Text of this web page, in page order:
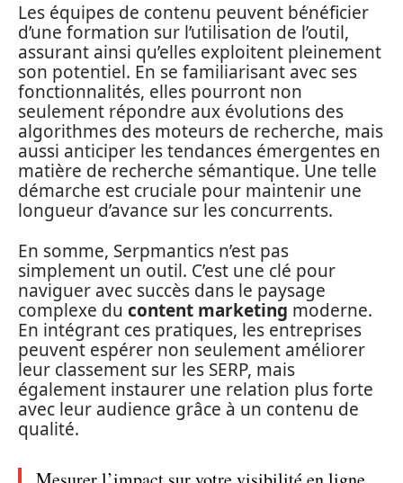
Les équipes de contenu peuvent bénéficier
d’une formation sur l’utilisation de l’outil,
assurant ainsi qu’elles exploitent pleinement
son potentiel. En se familiarisant avec ses
fonctionnalités, elles pourront non
seulement répondre aux évolutions des
algorithmes des moteurs de recherche, mais
aussi anticiper les tendances émergentes en
matière de recherche sémantique. Une telle
démarche est cruciale pour maintenir une
longueur d’avance sur les concurrents.
En somme, Serpmantics n’est pas
simplement un outil. C’est une clé pour
naviguer avec succès dans le paysage
complexe du content marketing moderne.
En intégrant ces pratiques, les entreprises
peuvent espérer non seulement améliorer
leur classement sur les SERP, mais
également instaurer une relation plus forte
avec leur audience grâce à un contenu de
qualité.